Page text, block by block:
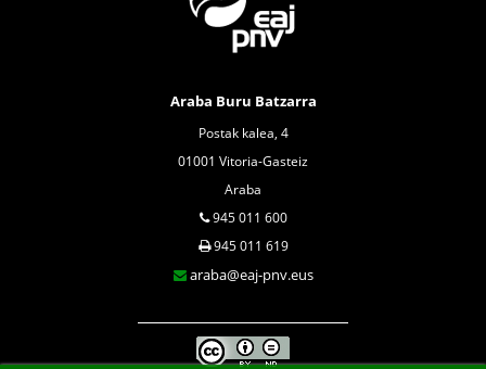
Araba Buru Batzarra
Postak kalea, 4
01001 Vitoria-Gasteiz
Araba
945 011 600
945 011 619
araba@eaj-pnv.eus